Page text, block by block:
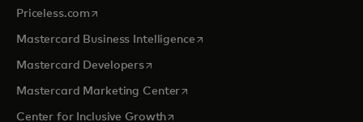
Priceless.com opens in a new tab
Mastercard Business Intelligenceopens in a new tab
Mastercard Developersopens in a new tab
Mastercard Marketing Centeropens in a new tab
Center for Inclusive Growthopens in a new tab